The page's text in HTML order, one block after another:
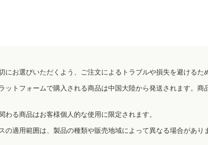
にお選びいただくよう、ご注文によるトラブルや損失を避ける
ットフォームで購入される商品は中国大陸から発送されます。
わる商品はお客様個人的な使用に限定されます。
の適用範囲は、製品の種類や販売地域によって異なる場合があ